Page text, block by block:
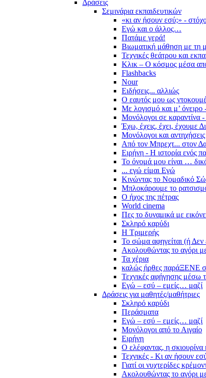
Δράσεις
Σεμινάρια εκπαιδευτικών
«κι αν ήσουν εσύ;» -
Εγώ και ο άλλος…
Πατάμε γερά!
Βιωματική μάθηση με τη
Τεχνικές θεάτρου και
Κλικ – Ο κόσμος μέσα
Flashbacks
Nour
Ειδήσεις... αλλιώς
Ο εαυτός μου ως
Με λογισμό και μ’
Μονόλογοι σε καραντίνα
Έχω, έχεις, έχει, έχουμε
Μονόλογοι και αντηχήσεις
Από τον Μπρεχτ... στον
Ειρήνη - Η ιστορία ενός
Το όνομά μου είναι …
... εγώ είμαι Εγώ
Κινώντας το Νομαδικό
Μπλοκάρουμε το
Ο ήχος της πέτρας
World cinema
Πες το δυναμικά με
Σκληρό καρύδι
Η Τριμερής
Το σώμα αφηγείται (ή Δεν
Ακολουθώντας το αγόρι
Τα χέρια
καλώς ήρθες παράΞΕΝΕ
Τεχνικές αφήγησης μέσω
Εγώ – εσύ – εμείς… μαζί
Δράσεις για μαθητές/μαθήτριες
Σκληρό καρύδι
Περάσματα
Εγώ – εσύ – εμείς… μαζί
Μονόλογοι από το Αιγαίο
Ειρήνη
Ο ελέφαντας, η σκιουρίνα
Τεχνικές - Κι αν ήσουν
Γιατί οι νυχτερίδες
Ακολουθώντας το αγόρι